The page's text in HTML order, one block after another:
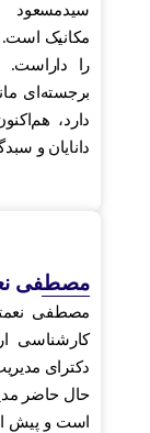
سیدمسعود
را
برجسته‌ای
دارد،
دانایان و
مصطفی
مصطفی
دکترای
حال حاضر
است و پیش